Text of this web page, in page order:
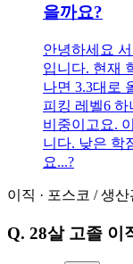
을까요?
안녕하세요
입니다. 현재
나면 3.3대로
피킹 레벨6
비중이고요.
니다. 낮은 학
요...?
이직 · 포스코 /생산
Q. 28살 고졸 이